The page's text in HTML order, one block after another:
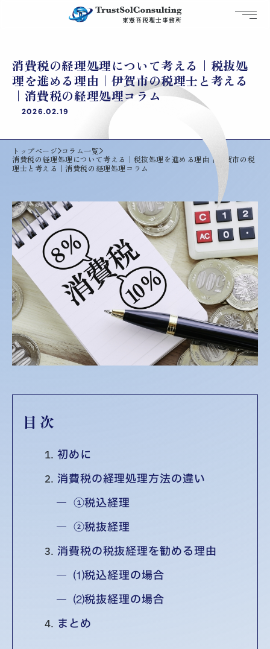
東憲吾税理士事務所
トラストソルコンサルティング
消費税の経理処理について考える｜税抜処
理を進める理由｜伊賀市の税理士と考える
｜消費税の経理処理コラム
2026.02.19
トップページ コラム一覧
消費税の経理処理について考える｜税抜処理を進める理由｜伊賀市の税
理士と考える｜消費税の経理処理コラム
目次
初めに
消費税の経理処理方法の違い
①税込経理
②税抜経理
消費税の税抜経理を勧める理由
⑴税込経理の場合
⑵税抜経理の場合
まとめ